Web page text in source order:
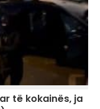
të kokainës, ja